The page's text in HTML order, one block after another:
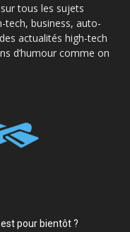
tous les sujets
tech, business, auto-
actualités high-tech
d’humour comme on
pour bientôt ?